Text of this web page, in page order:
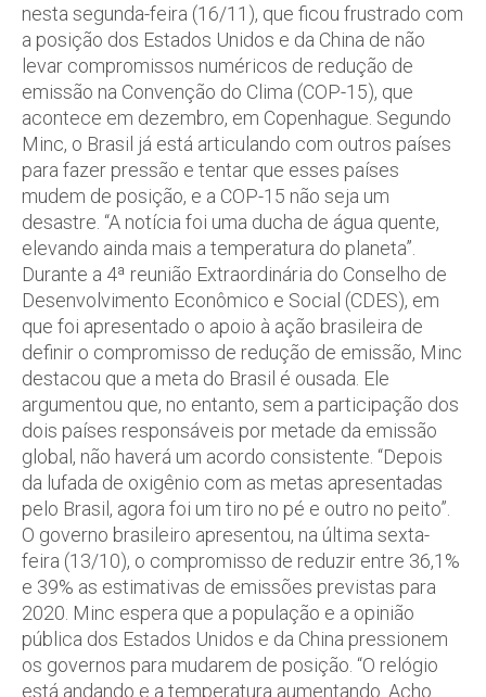
nesta segunda-feira (16/11), que ficou frustrado com
a posição dos Estados Unidos e da China de não
levar compromissos numéricos de redução de
emissão na Convenção do Clima (COP-15), que
acontece em dezembro, em Copenhague. Segundo
Minc, o Brasil já está articulando com outros países
para fazer pressão e tentar que esses países
mudem de posição, e a COP-15 não seja um
desastre. “A notícia foi uma ducha de água quente,
elevando ainda mais a temperatura do planeta”.
Durante a 4ª reunião Extraordinária do Conselho de
Desenvolvimento Econômico e Social (CDES), em
que foi apresentado o apoio à ação brasileira de
definir o compromisso de redução de emissão, Minc
destacou que a meta do Brasil é ousada. Ele
argumentou que, no entanto, sem a participação dos
dois países responsáveis por metade da emissão
global, não haverá um acordo consistente. “Depois
da lufada de oxigênio com as metas apresentadas
pelo Brasil, agora foi um tiro no pé e outro no peito”.
O governo brasileiro apresentou, na última sexta-
feira (13/10), o compromisso de reduzir entre 36,1%
e 39% as estimativas de emissões previstas para
2020. Minc espera que a população e a opinião
pública dos Estados Unidos e da China pressionem
os governos para mudarem de posição. “O relógio
está andando e a temperatura aumentando. Acho